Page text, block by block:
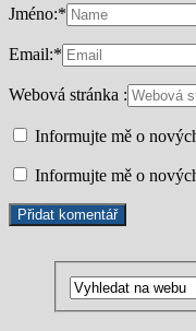
Jméno:*
Email:*
Webová stránka :
Informujte mě o
Informujte mě o